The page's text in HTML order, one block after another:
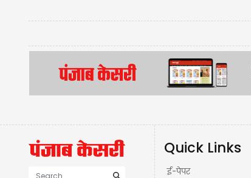
Quick Links
ई-पेपर